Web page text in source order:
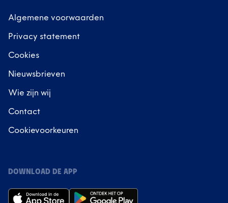
Algemene voorwaarden
Privacy statement
Cookies
Nieuwsbrieven
Wie zijn wij
Contact
Cookievoorkeuren
DOWNLOAD DE APP